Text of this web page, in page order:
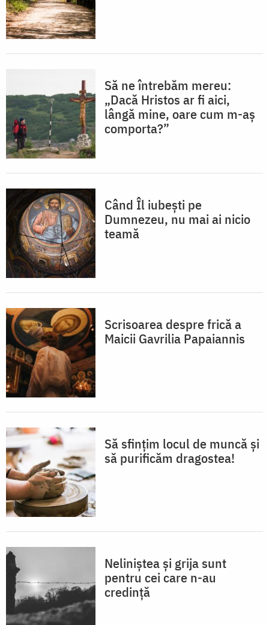
Să ne întrebăm mereu:
„Dacă Hristos ar fi aici,
lângă mine, oare cum m-aș
comporta?”
Când Îl iubești pe
Dumnezeu, nu mai ai nicio
teamă
Scrisoarea despre frică a
Maicii Gavrilia Papaiannis
Să sfințim locul de muncă și
să purificăm dragostea!
Neliniștea și grija sunt
pentru cei care n-au
credință